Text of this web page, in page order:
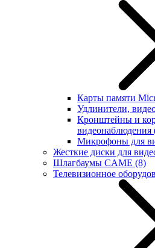
Карты памяти
Удлинители,
Кронштейны и
видеонаблюдения
Микрофоны для
Жесткие диски для
Шлагбаумы CAME (8)
Телевизионное